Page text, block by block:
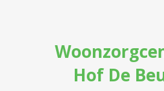
Hof De